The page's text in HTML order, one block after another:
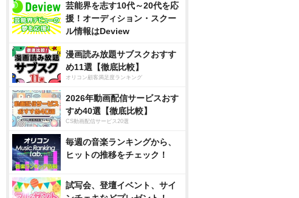
芸能界を志す10代～20代を応
援！オーディション・スクー
ル情報はDeview
漫画読み放題サブスクおすす
め11選【徹底比較】
オリコン顧客満足度ランキング
2026年動画配信サービスおす
すめ40選【徹底比較】
CS動画配信サービス20選
毎週の音楽ランキングから、
ヒットの推移をチェック！
試写会、登壇イベント、サイ